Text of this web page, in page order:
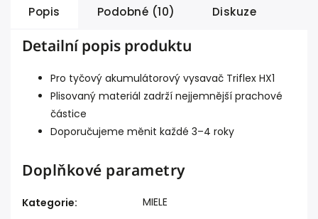
Popis Podobné (10) Diskuze
Detailní popis produktu
Pro tyčový akumulátorový vysavač Triflex HX1
Plisovaný materiál zadrží nejjemnější prachové
částice
Doporučujeme měnit každé 3–4 roky
Doplňkové parametry
Kategorie:
MIELE